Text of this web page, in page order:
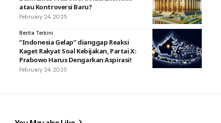
atau Kontroversi Baru?
February 24, 2025
Berita Terkini
“Indonesia Gelap” dianggap Reaksi
Kaget Rakyat Soal Kebijakan, Partai X:
Prabowo Harus Dengarkan Aspirasi!
February 24, 2025